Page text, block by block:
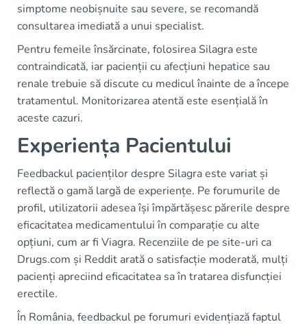
simptome neobișnuite sau severe, se recomandă
consultarea imediată a unui specialist.
Pentru femeile însărcinate, folosirea Silagra este
contraindicată, iar pacienții cu afecțiuni hepatice sau
renale trebuie să discute cu medicul înainte de a începe
tratamentul. Monitorizarea atentă este esențială în
aceste cazuri.
Experiența Pacientului
Feedbackul pacienților despre Silagra este variat și
reflectă o gamă largă de experiențe. Pe forumurile de
profil, utilizatorii adesea își împărtășesc părerile despre
eficacitatea medicamentului în comparație cu alte
opțiuni, cum ar fi Viagra. Recenziile de pe site-uri ca
Drugs.com și Reddit arată o satisfacție moderată, mulți
pacienți apreciind eficacitatea sa în tratarea disfuncției
erectile.
În România, feedbackul pe forumuri evidențiază faptul